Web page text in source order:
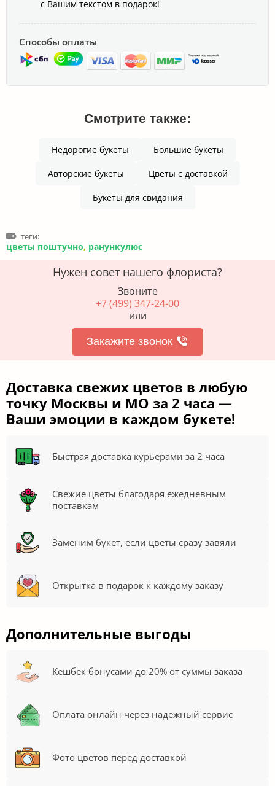
с Вашим текстом в подарок!
Способы оплаты
Смотрите также:
Недорогие букеты Большие букеты
Авторские букеты Цветы с доставкой
Букеты для свидания
теги:
цветы поштучно, ранункулюс
Нужен совет нашего флориста?
Звоните
+7 (499) 347-24-00
или
Закажите звонок
Доставка свежих цветов в любую
точку Москвы и МО за 2 часа —
Ваши эмоции в каждом букете!
Быстрая доставка курьерами за 2 часа
Свежие цветы благодаря ежедневным
поставкам
Заменим букет, если цветы сразу завяли
Открытка в подарок к каждому заказу
Дополнительные выгоды
Кешбек бонусами до 20% от суммы заказа
Оплата онлайн через надежный сервис
Фото цветов перед доставкой